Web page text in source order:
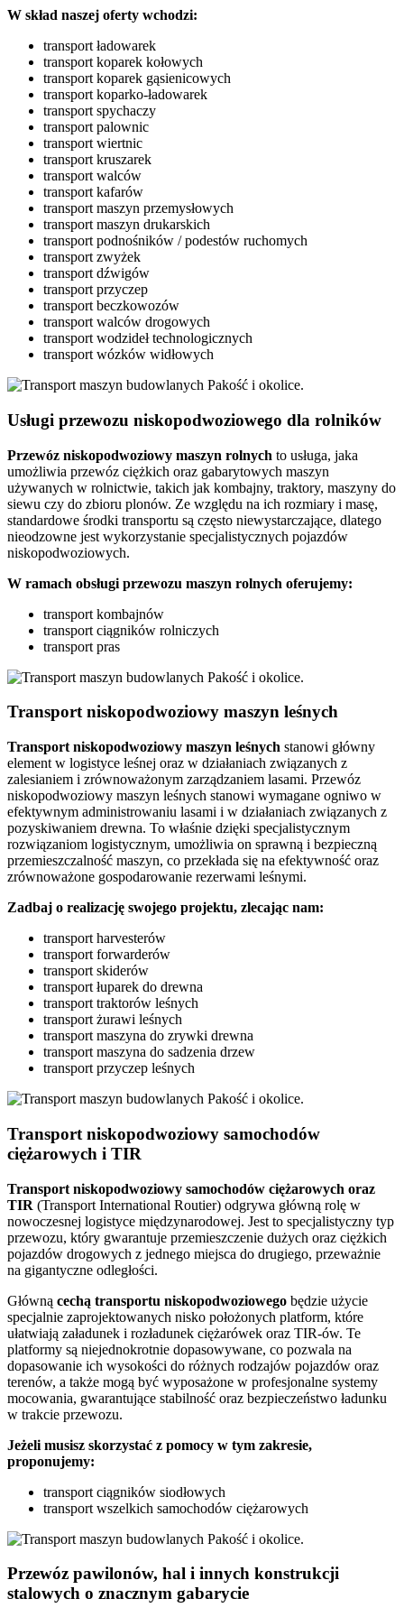
W skład naszej oferty wchodzi:
transport ładowarek
transport koparek kołowych
transport koparek gąsienicowych
transport koparko-ładowarek
transport spychaczy
transport palownic
transport wiertnic
transport kruszarek
transport walców
transport kafarów
transport maszyn przemysłowych
transport maszyn drukarskich
transport podnośników / podestów ruchomych
transport zwyżek
transport dźwigów
transport przyczep
transport beczkowozów
transport walców drogowych
transport wodzideł technologicznych
transport wózków widłowych
Usługi przewozu niskopodwoziowego dla rolników
Przewóz niskopodwoziowy maszyn rolnych to usługa, jaka
umożliwia przewóz ciężkich oraz gabarytowych maszyn
używanych w rolnictwie, takich jak kombajny, traktory, maszyny do
siewu czy do zbioru plonów. Ze względu na ich rozmiary i masę,
standardowe środki transportu są często niewystarczające, dlatego
nieodzowne jest wykorzystanie specjalistycznych pojazdów
niskopodwoziowych.
W ramach obsługi przewozu maszyn rolnych oferujemy:
transport kombajnów
transport ciągników rolniczych
transport pras
Transport niskopodwoziowy maszyn leśnych
Transport niskopodwoziowy maszyn leśnych stanowi główny
element w logistyce leśnej oraz w działaniach związanych z
zalesianiem i zrównoważonym zarządzaniem lasami. Przewóz
niskopodwoziowy maszyn leśnych stanowi wymagane ogniwo w
efektywnym administrowaniu lasami i w działaniach związanych z
pozyskiwaniem drewna. To właśnie dzięki specjalistycznym
rozwiązaniom logistycznym, umożliwia on sprawną i bezpieczną
przemieszczalność maszyn, co przekłada się na efektywność oraz
zrównoważone gospodarowanie rezerwami leśnymi.
Zadbaj o realizację swojego projektu, zlecając nam:
transport harvesterów
transport forwarderów
transport skiderów
transport łuparek do drewna
transport traktorów leśnych
transport żurawi leśnych
transport maszyna do zrywki drewna
transport maszyna do sadzenia drzew
transport przyczep leśnych
Transport niskopodwoziowy samochodów
ciężarowych i TIR
Transport niskopodwoziowy samochodów ciężarowych oraz
TIR (Transport International Routier) odgrywa główną rolę w
nowoczesnej logistyce międzynarodowej. Jest to specjalistyczny typ
przewozu, który gwarantuje przemieszczenie dużych oraz ciężkich
pojazdów drogowych z jednego miejsca do drugiego, przeważnie
na gigantyczne odległości.
Główną cechą transportu niskopodwoziowego będzie użycie
specjalnie zaprojektowanych nisko położonych platform, które
ułatwiają załadunek i rozładunek ciężarówek oraz TIR-ów. Te
platformy są niejednokrotnie dopasowywane, co pozwala na
dopasowanie ich wysokości do różnych rodzajów pojazdów oraz
terenów, a także mogą być wyposażone w profesjonalne systemy
mocowania, gwarantujące stabilność oraz bezpieczeństwo ładunku
w trakcie przewozu.
Jeżeli musisz skorzystać z pomocy w tym zakresie,
proponujemy:
transport ciągników siodłowych
transport wszelkich samochodów ciężarowych
Przewóz pawilonów, hal i innych konstrukcji
stalowych o znacznym gabarycie